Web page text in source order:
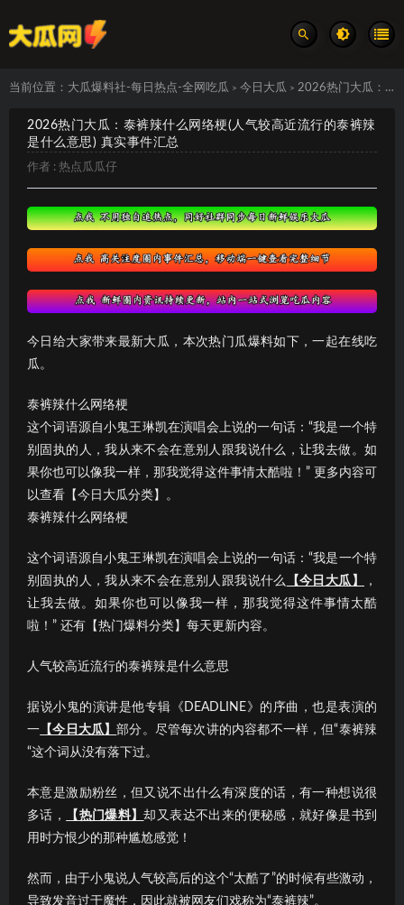
当前位置： 大瓜爆料社-每日热点-全网吃瓜 > 今日大瓜 > 2026热门大瓜：泰裤辣什么网络梗(人气较高近流行的泰裤辣是什么意思) 真实事件汇总
2026热门大瓜：泰裤辣什么网络梗(人气较高近流行的泰裤辣
是什么意思) 真实事件汇总
作者 : 热点瓜瓜仔
今日给大家带来最新大瓜，本次热门瓜爆料如下，一起在线吃
瓜。
泰裤辣什么网络梗
这个词语源自小鬼王琳凯在演唱会上说的一句话：“我是一个特
别固执的人，我从来不会在意别人跟我说什么，让我去做。如
果你也可以像我一样，那我觉得这件事情太酷啦！” 更多内容可
以查看【今日大瓜分类】。
泰裤辣什么网络梗
这个词语源自小鬼王琳凯在演唱会上说的一句话：“我是一个特
别固执的人，我从来不会在意别人跟我说什么
【今日大瓜】
，
让我去做。如果你也可以像我一样，那我觉得这件事情太酷
啦！” 还有【热门爆料分类】每天更新内容。
人气较高近流行的泰裤辣是什么意思
据说小鬼的演讲是他专辑《DEADLINE》的序曲，也是表演的
一 【今日大瓜】部分。尽管每次讲的内容都不一样，但“泰裤辣
“这个词从没有落下过。
本意是激励粉丝，但又说不出什么有深度的话，有一种想说很
多话，
【热门爆料】却又表达不出来的便秘感，就好像是书到
用时方恨少的那种尴尬感觉！
然而，由于小鬼说人气较高后的这个“太酷了”的时候有些激动，
导致发音过于魔性，因此就被网友们戏称为“泰裤辣”。